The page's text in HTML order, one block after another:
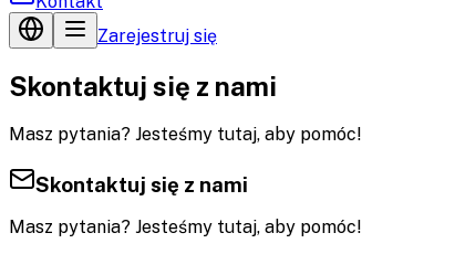
Zarejestruj się
Skontaktuj się z nami
Masz pytania? Jesteśmy tutaj, aby pomóc!
Skontaktuj się z nami
Masz pytania? Jesteśmy tutaj, aby pomóc!